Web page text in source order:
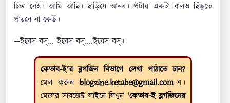
চিন্তা নেই। আমি আছি। ছাড়িয়ে আনব। পটার একটা বালও ছিঁড়তে
পারবে না কেউ।
—ইয়েস বস্... ইয়েস বস্....ইয়েস বস্।
কেতাব-ই’র ব্লগজিন বিভাগে লেখা পাঠাতে চান?
মেল করুনblogzine.ketabe@gmail.com-এ।
মেলের সাবজেক্ট লাইনে লিখুন ‘কেতাব-ই ব্লগজিনের